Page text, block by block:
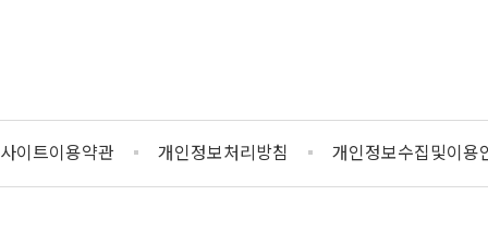
사이트이용약관 개인정보처리방침 개인정보수집및이용